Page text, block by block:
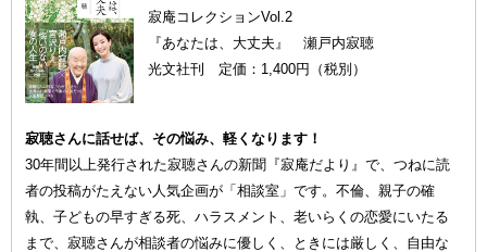
寂庵コレクションVol.2
『あなたは、大丈夫』 瀬戸内寂聴
光文社刊 定価：1,400円（税別）
寂聴さんに話せば、その悩み、軽くなります！
30年間以上発行された寂聴さんの新聞『寂庵だより』で、つねに読
者の投稿がたえない人気企画が「相談室」です。不倫、親子の確
執、子どもの早すぎる死、ハラスメント、老いらくの恋愛にいたる
まで、寂聴さんが相談者の悩みに優しく、ときには厳しく、自由な